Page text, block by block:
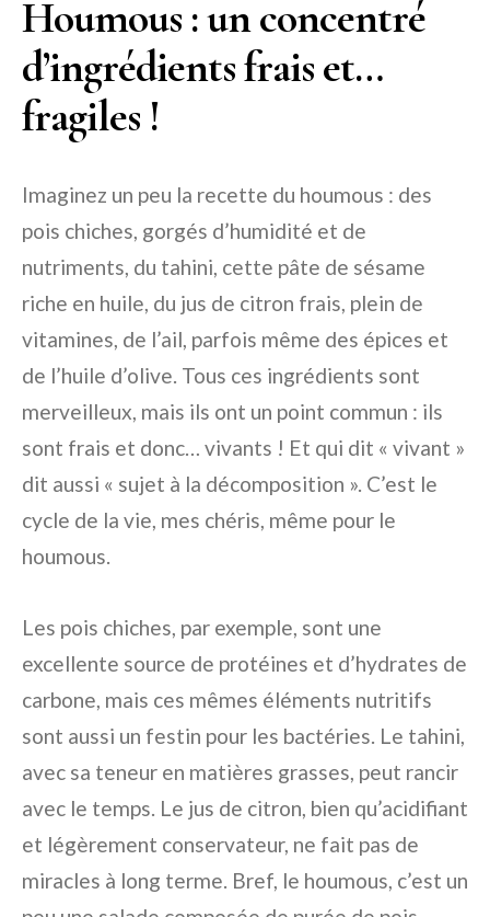
Houmous : un concentré
d’ingrédients frais et…
fragiles !
Imaginez un peu la recette du houmous : des
pois chiches, gorgés d’humidité et de
nutriments, du tahini, cette pâte de sésame
riche en huile, du jus de citron frais, plein de
vitamines, de l’ail, parfois même des épices et
de l’huile d’olive. Tous ces ingrédients sont
merveilleux, mais ils ont un point commun : ils
sont frais et donc… vivants ! Et qui dit « vivant »
dit aussi « sujet à la décomposition ». C’est le
cycle de la vie, mes chéris, même pour le
houmous.
Les pois chiches, par exemple, sont une
excellente source de protéines et d’hydrates de
carbone, mais ces mêmes éléments nutritifs
sont aussi un festin pour les bactéries. Le tahini,
avec sa teneur en matières grasses, peut rancir
avec le temps. Le jus de citron, bien qu’acidifiant
et légèrement conservateur, ne fait pas de
miracles à long terme. Bref, le houmous, c’est un